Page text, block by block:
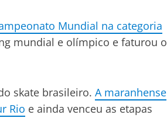
Mundial na categoria
mundial e olímpico e faturou o
skate brasileiro. A maranhense
Rio e ainda venceu as etapas